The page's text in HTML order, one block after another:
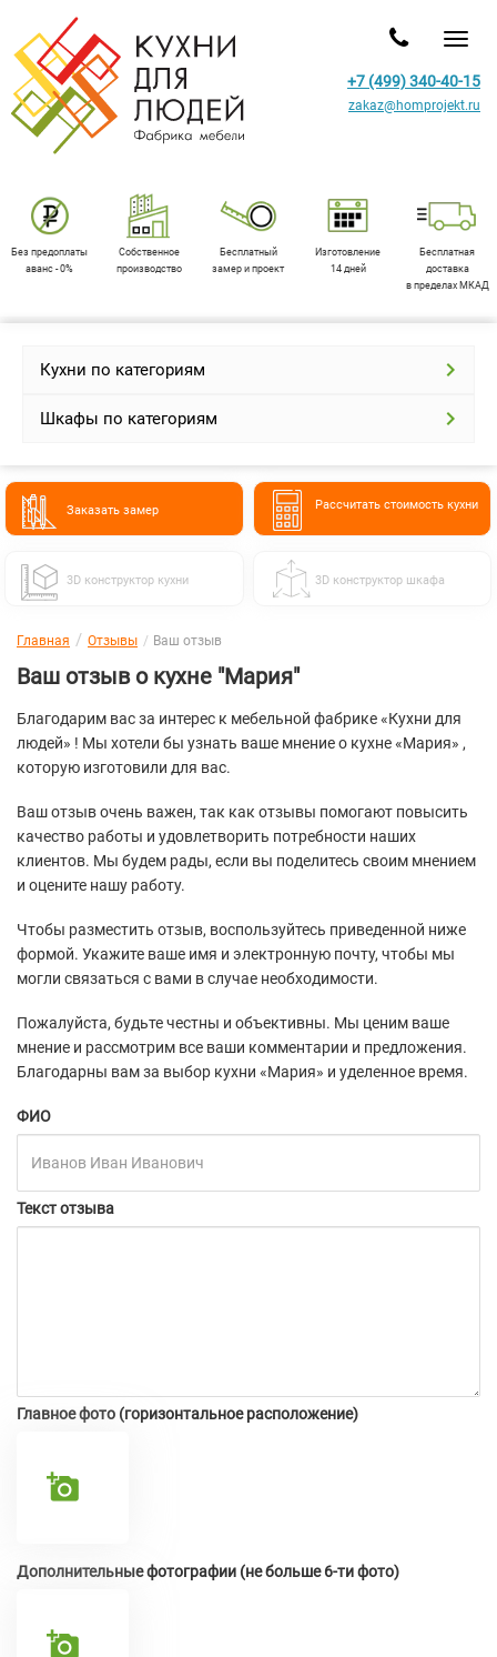
Без предоплаты
аванс - 0%
Собственное
производство
Бесплатный
замер и проект
Изготовление
14 дней
Бесплатная
доставка
в пределах МКАД
+7 (499) 340-40-15
zakaz@homprojekt.ru
Кухни по категориям
Шкафы по категориям
Заказать замер Расcчитать стоимость кухни
3D конструктор кухни 3D конструктор шкафа
Главная Отзывы Ваш отзыв
Ваш отзыв о кухне "Мария"
Благодарим вас за интерес к мебельной фабрике «Кухни для
людей» ! Мы хотели бы узнать ваше мнение о кухне «Мария» ,
которую изготовили для вас.
Ваш отзыв очень важен, так как отзывы помогают повысить
качество работы и удовлетворить потребности наших
клиентов. Мы будем рады, если вы поделитесь своим мнением
и оцените нашу работу.
Чтобы разместить отзыв, воспользуйтесь приведенной ниже
формой. Укажите ваше имя и электронную почту, чтобы мы
могли связаться с вами в случае необходимости.
Пожалуйста, будьте честны и объективны. Мы ценим ваше
мнение и рассмотрим все ваши комментарии и предложения.
Благодарны вам за выбор кухни «Мария» и уделенное время.
ФИО
Текст отзыва
Главное фото (горизонтальное расположение)
Дополнительные фотографии (не больше 6-ти фото)